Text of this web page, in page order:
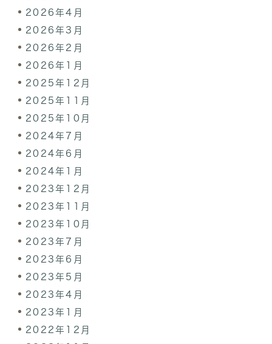
2026年4月
2026年3月
2026年2月
2026年1月
2025年12月
2025年11月
2025年10月
2024年7月
2024年6月
2024年1月
2023年12月
2023年11月
2023年10月
2023年7月
2023年6月
2023年5月
2023年4月
2023年1月
2022年12月